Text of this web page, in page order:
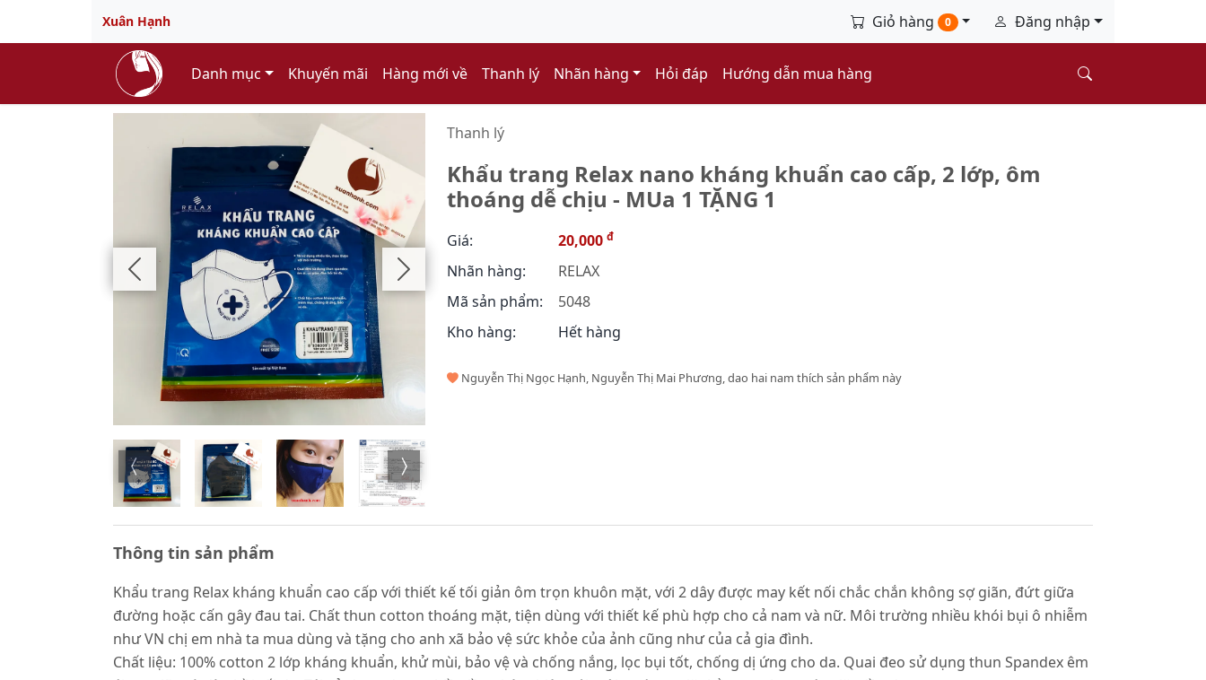
Xuân Hạnh Giỏ hàng 0 Đăng nhập
Danh mục Khuyến mãi Hàng mới về Thanh lý Nhãn hàng Hỏi đáp Hướng dẫn mua hàng
Thanh lý
Khẩu trang Relax nano kháng khuẩn cao cấp, 2 lớp, ôm
thoáng dễ chịu - MUa 1 TẶNG 1
Giá: 20,000 đ
Nhãn hàng:
RELAX
Mã sản phẩm:
5048
Kho hàng:
Hết hàng
Nguyễn Thị Ngọc Hạnh, Nguyễn Thị Mai Phương, dao hai nam thích sản phẩm này
Thông tin sản phẩm
Khẩu trang Relax kháng khuẩn cao cấp với thiết kế tối giản ôm trọn khuôn mặt, với 2 dây được may kết nối chắc chắn không sợ giãn, đứt giữa
đường hoặc cấn gây đau tai. Chất thun cotton thoáng mặt, tiện dùng với thiết kế phù hợp cho cả nam và nữ. Môi trường nhiều khói bụi ô nhiễm
như VN chị em nhà ta mua dùng và tặng cho anh xã bảo vệ sức khỏe của ảnh cũng như của cả gia đình.
Chất liệu: 100% cotton 2 lớp kháng khuẩn, khử mùi, bảo vệ và chống nắng, lọc bụi tốt, chống dị ứng cho da. Quai đeo sử dụng thun Spandex êm